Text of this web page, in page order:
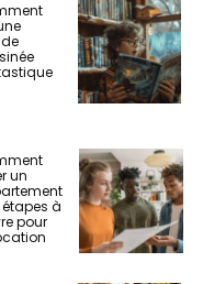
un
étapes à
pour